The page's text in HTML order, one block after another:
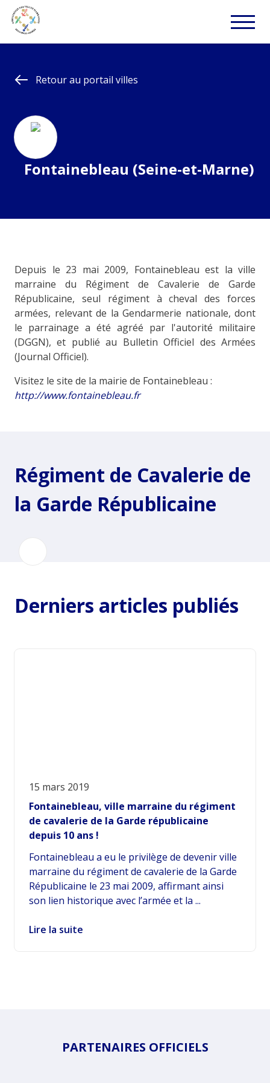
Retour au portail villes
Fontainebleau (Seine-et-Marne)
Depuis le 23 mai 2009, Fontainebleau est la ville
marraine du Régiment de Cavalerie de Garde
Républicaine, seul régiment à cheval des forces
armées, relevant de la Gendarmerie nationale, dont
le parrainage a été agréé par l'autorité militaire
(DGGN), et publié au Bulletin Officiel des Armées
(Journal Officiel).
Visitez le site de la mairie de Fontainebleau :
http://www.fontainebleau.fr
Régiment de Cavalerie de
la Garde Républicaine
Derniers articles publiés
15 mars 2019
Fontainebleau, ville marraine du régiment
de cavalerie de la Garde républicaine
depuis 10 ans !
Fontainebleau a eu le privilège de devenir ville
marraine du régiment de cavalerie de la Garde
Républicaine le 23 mai 2009, affirmant ainsi
son lien historique avec l’armée et la ...
Lire la suite
PARTENAIRES OFFICIELS